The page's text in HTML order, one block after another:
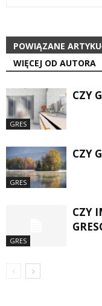
POWIĄZANE
WIĘCEJ OD AUTORA
GRES
CZY
GRES
CZY
GRES
CZY